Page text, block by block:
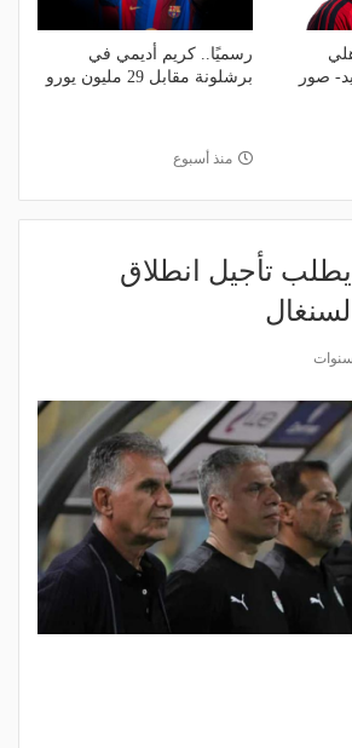
صور
رسميًا.. كريم أديمي في
برشلونة مقابل 29 مليون يورو
منذ أسبوع
تأجيل انطلاق